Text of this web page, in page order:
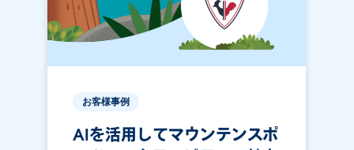
お客様事例
AIを活用してマウンテンスポ